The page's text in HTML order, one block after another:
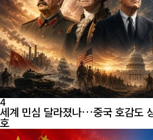
4
세계 민심 달라졌나…중국 호감도
호